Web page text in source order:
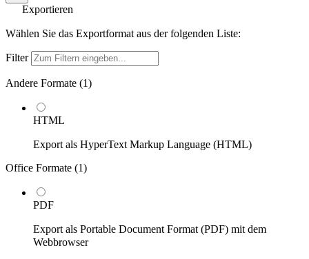
Exportieren
Wählen Sie das Exportformat aus der folgenden Liste:
Filter
Andere Formate (1)
HTML
Export als HyperText Markup Language (HTML)
Office Formate (1)
PDF
Export als Portable Document Format (PDF) mit dem
Webbrowser